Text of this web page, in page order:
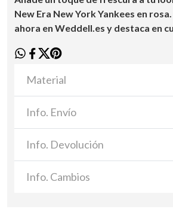
New Era New York Yankees en
ahora en Weddell.es y destaca en
Material
Info. Envío
Info. Devolución
Info. Cambios